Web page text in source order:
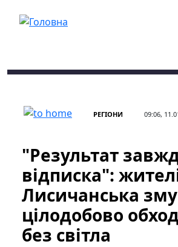
РЕГІОНИ 09:06,
"Результат
відписка":
Лисичанська
цілодобово
без світла